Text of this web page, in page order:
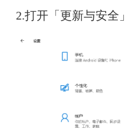
2.打开「更新与安全」